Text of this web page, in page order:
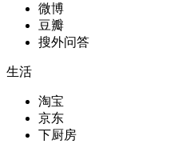
微博
豆瓣
搜外问答
生活
淘宝
京东
下厨房